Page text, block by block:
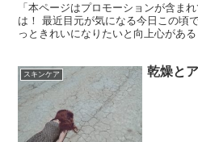
「本ページはプロモーションが含ま
は！ 最近目元が気になる今日この頃
っときれいになりたいと向上心があ
スキンケア 乾燥と